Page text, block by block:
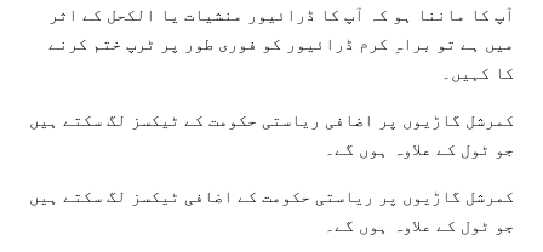
آپ کا ماننا ہو کہ آپ کا ڈرائیور منشیات یا الکحل کے اثر
میں ہے تو براہِ کرم ڈرائیور کو فوری طور پر ٹرپ ختم کرنے
کا کہیں۔
کمرشل گاڑیوں پر اضافی ریاستی حکومت کے ٹیکسز لگ سکتے ہیں
جو ٹول کے علاوہ ہوں گے۔
کمرشل گاڑیوں پر ریاستی حکومت کے اضافی ٹیکسز لگ سکتے ہیں
جو ٹول کے علاوہ ہوں گے۔